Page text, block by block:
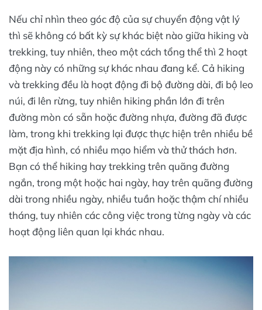
Nếu chỉ nhìn theo góc độ của sự chuyển động vật lý
thì sẽ không có bất kỳ sự khác biệt nào giữa hiking và
trekking, tuy nhiên, theo một cách tổng thể thì 2 hoạt
động này có những sự khác nhau đang kể. Cả hiking
và trekking đều là hoạt động đi bộ đường dài, đi bộ leo
núi, đi lên rừng, tuy nhiên hiking phần lớn đi trên
đường mòn có sẵn hoặc đường nhựa, đường đã được
làm, trong khi trekking lại được thực hiện trên nhiều bề
mặt địa hình, có nhiều mạo hiểm và thử thách hơn.
Bạn có thể hiking hay trekking trên quãng đường
ngắn, trong một hoặc hai ngày, hay trên quãng đường
dài trong nhiều ngày, nhiều tuần hoặc thậm chí nhiều
tháng, tuy nhiên các công việc trong từng ngày và các
hoạt động liên quan lại khác nhau.